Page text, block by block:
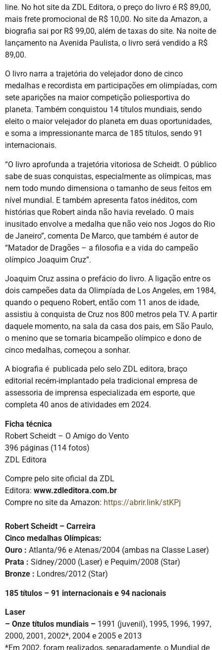
line. No hot site da ZDL Editora, o preço do livro é R$ 89,00,
mais frete promocional de R$ 10,00. No site da Amazon, a
biografia sai por R$ 99,00, além de taxas do site. Na noite de
lançamento na Avenida Paulista, o livro será vendido a R$
89,00.
O livro narra a trajetória do velejador dono de cinco
medalhas e recordista em participações em olimpíadas, com
sete aparições na maior competição poliesportiva do
planeta. Também conquistou 14 títulos mundiais, sendo
eleito o maior velejador do planeta em duas oportunidades,
e soma a impressionante marca de 185 títulos, sendo 91
internacionais.
“O livro aprofunda a trajetória vitoriosa de Scheidt. O público
sabe de suas conquistas, especialmente as olímpicas, mas
nem todo mundo dimensiona o tamanho de seus feitos em
nível mundial. E também apresenta fatos inéditos, com
histórias que Robert ainda não havia revelado. O mais
inusitado envolve a medalha que não veio nos Jogos do Rio
de Janeiro”, comenta De Marco, que também é autor de
“Matador de Dragões – a filosofia e a vida do campeão
olímpico Joaquim Cruz”.
Joaquim Cruz assina o prefácio do livro. A ligação entre os
dois campeões data da Olimpíada de Los Angeles, em 1984,
quando o pequeno Robert, então com 11 anos de idade,
assistiu à conquista de Cruz nos 800 metros pela TV. A partir
daquele momento, na sala da casa dos pais, em São Paulo,
o menino que se tornaria bicampeão olímpico e dono de
cinco medalhas, começou a sonhar.
A biografia é publicada pelo selo ZDL editora, braço
editorial recém-implantado pela tradicional empresa de
assessoria de imprensa especializada em esporte, que
completa 40 anos de atividades em 2024.
Ficha técnica
Robert Scheidt – O Amigo do Vento
396 páginas (114 fotos)
ZDL Editora
Compre pelo site oficial da ZDL
Editora: www.zdleditora.com.br
Compre no site da Amazon: https://abrir.link/stKPj
Robert Scheidt – Carreira
Cinco medalhas Olímpicas:
Ouro : Atlanta/96 e Atenas/2004 (ambas na Classe Laser)
Prata : Sidney/2000 (Laser) e Pequim/2008 (Star)
Bronze : Londres/2012 (Star)
185 títulos – 91 internacionais e 94 nacionais
Laser
– Onze títulos mundiais – 1991 (juvenil), 1995, 1996, 1997,
2000, 2001, 2002*, 2004 e 2005 e 2013
*Em 2002, foram realizados, separadamente, o Mundial de